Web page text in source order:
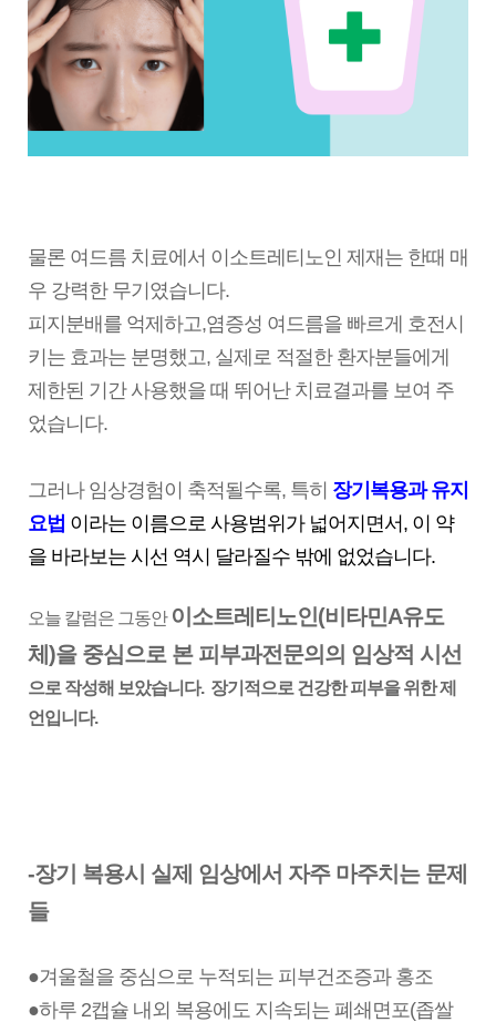
물론 여드름 치료에서 이소트레티노인 제재는 한때 매
우 강력한 무기였습니다.
피지분배를 억제하고,염증성 여드름을 빠르게 호전시
키는 효과는 분명했고, 실제로 적절한 환자분들에게
제한된 기간 사용했을 때 뛰어난 치료결과를 보여 주
었습니다.
그러나 임상경험이 축적될수록, 특히 장기복용과 유지
요법 이라는 이름으로 사용범위가 넓어지면서, 이 약
을 바라보는 시선 역시 달라질수 밖에 없었습니다.
오늘 칼럼은 그동안 이소트레티노인(비타민A유도
체)을 중심으로 본 피부과전문의의 임상적 시선
으로 작성해 보았습니다. 장기적으로 건강한 피부을 위한 제
언입니다.
-장기 복용시 실제 임상에서 자주 마주치는 문제
들
●겨울철을 중심으로 누적되는 피부건조증과 홍조
●하루 2캡슐 내외 복용에도 지속되는 폐쇄면포(좁쌀